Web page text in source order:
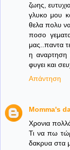
ζωης,
γλυκο μου
θελα πολυ
ποσο
μας..παντα
η αναρτηση
φυγει και
Απάντηση
Momma's
Χρονια
Τι να πω
δακρυα στα